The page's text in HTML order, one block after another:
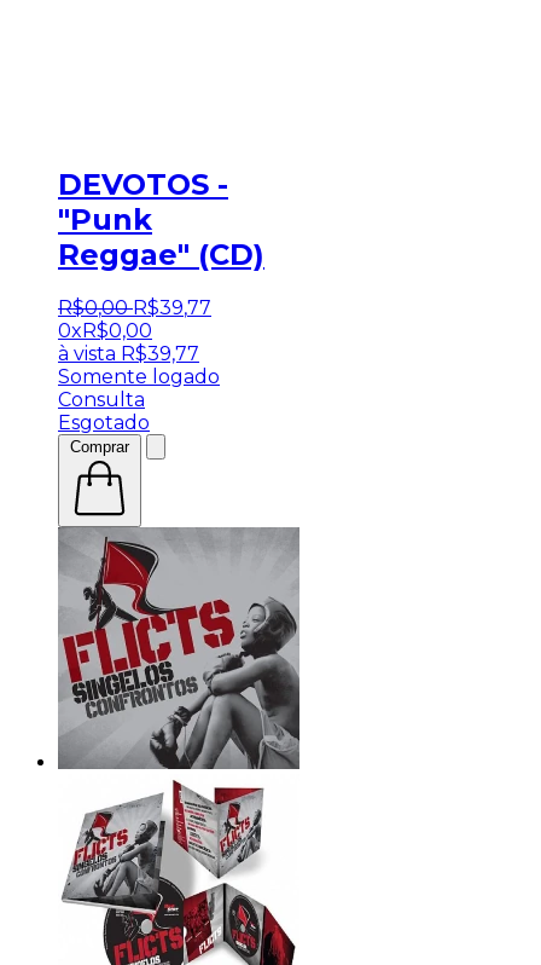
DEVOTOS -
"Punk
Reggae" (CD)
R$0,00 R$39,77
0xR$0,00
à vista R$39,77
Somente logado
Consulta
Esgotado
Comprar